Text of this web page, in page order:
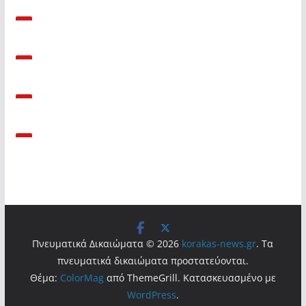
Πνευματικά Δικαιώματα © 2026 korakas-news.gr. Τα
πνευματικά δικαιώματα προστατεύονται.
Θέμα: ColorMagαπό ThemeGrill. Κατασκευασμένο με
WordPress.